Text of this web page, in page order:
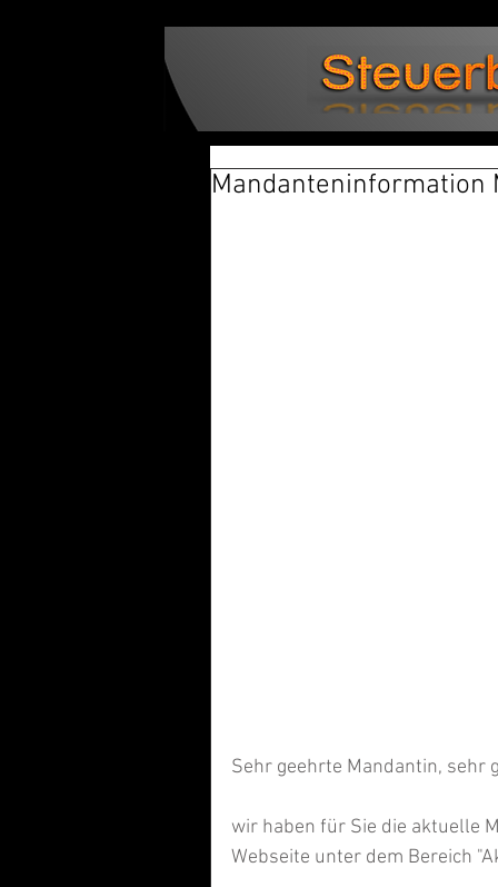
Mandanteninformation
Sehr geehrte Mandantin, sehr
wir haben für Sie die aktuelle
Webseite unter dem Bereich